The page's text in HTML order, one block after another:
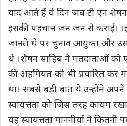
याद आते हैं वे दिन जब टी एन
इसकी पहचान जन जन से कराई।
जानते थे पर चुनाव आयुक्त और
थे ।शेषन साहिब ने मतदाताओं
की अहमियत को भी प्रचारित कर
था। सबसे बड़ी बात ये उन्होंने
स्वायत्तता को जिस तरह कायम
यह स्वायत्तता माननीयों ने